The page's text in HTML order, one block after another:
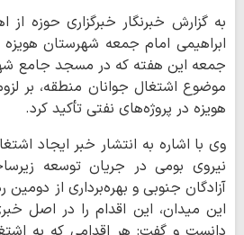
به گزارش خبرنگار خبرگزاری حوزه از
ابراهیمی امام ‌جمعه شهرستان
جمعه این هفته که در مسجد جامع
موضوع اشتغال جوانان منطقه، بر
هویزه در پروژه‌های نفتی تأکید کرد.
نیروی بومی در جریان توسعه
آزادگان جنوبی و بهره‌برداری از
این میدان، این اقدام را در اصل